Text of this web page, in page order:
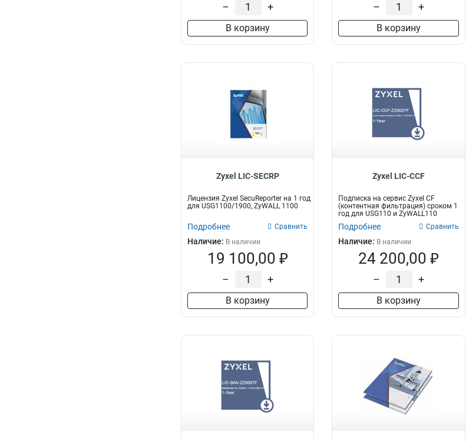
– +
В корзину
– +
В корзину
Zyxel LIC-SECRP
Лицензия Zyxel SecuReporter на 1 год
для USG1100/1900, ZyWALL 1100
Подробнее Сравнить
Наличие: В наличии
19 100,00 ₽
– +
В корзину
Zyxel LIC-CCF
Подписка на сервис Zyxel CF
(контентная фильтрация) сроком 1
год для USG110 и ZyWALL110
Подробнее Сравнить
Наличие: В наличии
24 200,00 ₽
– +
В корзину